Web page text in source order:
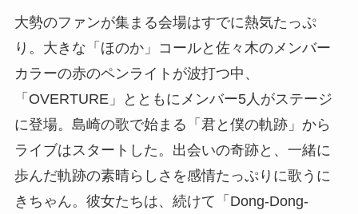
大勢のファンが集まる会場はすでに熱気たっぷ
り。大きな「ほのか」コールと佐々木のメンバー
カラーの赤のペンライトが波打つ中、
「OVERTURE」とともにメンバー5人がステージ
に登場。島崎の歌で始まる「君と僕の軌跡」から
ライブはスタートした。出会いの奇跡と、一緒に
歩んだ軌跡の素晴らしさを感情たっぷりに歌うに
きちゃん。彼女たちは、続けて「Dong-Dong-